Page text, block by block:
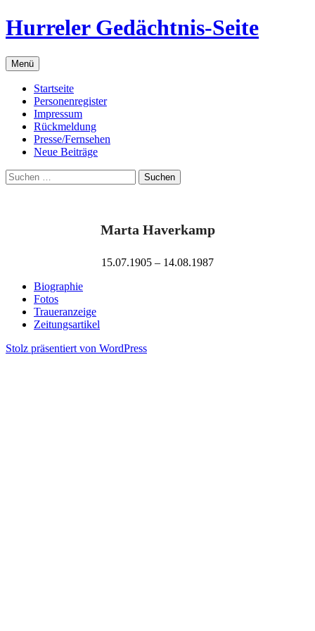
Zum
Inhalt
Hurreler Gedächtnis-Seite
Menü
Startseite
Personenregister
Impressum
Rückmeldung
Presse/Fernsehen
Neue Beiträge
Suchen
nach:
Marta Haverkamp
15.07.1905 – 14.08.1987
Biographie
Fotos
Traueranzeige
Zeitungsartikel
Stolz präsentiert von WordPress